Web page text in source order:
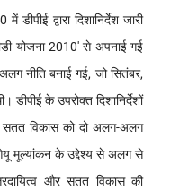
द्वारा दिशानिर्देश जारी
योजना 2010' से अपनाई गई
नीति बनाई गई, जो सितंबर,
डीपीई के उपरोक्त दिशानिर्देशों
सतत विकास को दो अलग-अलग
मूल्यांकन के उद्देश्य से अलग से
और सतत विकास की